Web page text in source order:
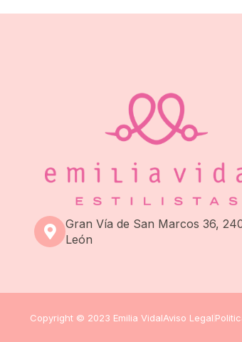
Gran Vía de San Marcos 36,
León
Copyright © 2023 Emilia VidalAviso Legal